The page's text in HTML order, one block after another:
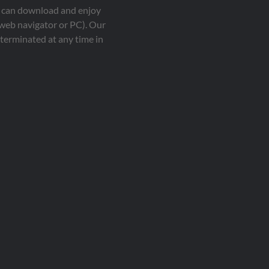
download and enjoy
navigator or PC). Our
at any time in